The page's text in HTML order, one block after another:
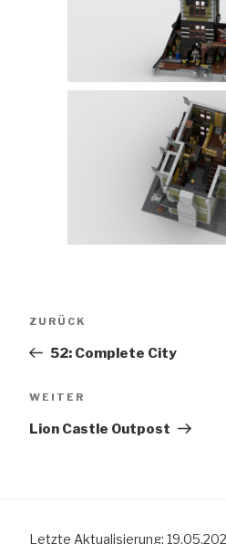
Vorheriger
ZURÜCK
52: Complete City
Nächster
WEITER
Lion Castle Outpost
Letzte Aktualisierung: